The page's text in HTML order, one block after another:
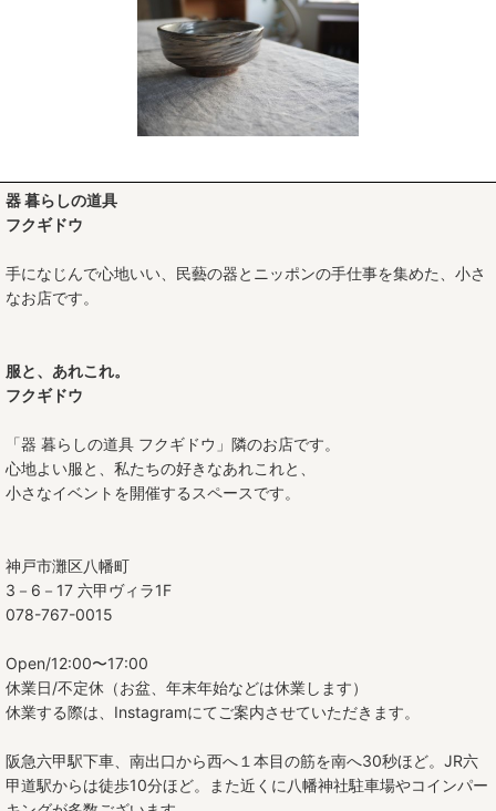
器 暮らしの道具
フクギドウ
手になじんで心地いい、民藝の器とニッポンの手仕事を集めた、小さ
なお店です。
服と、あれこれ。
フクギドウ
「器 暮らしの道具 フクギドウ」隣のお店です。
心地よい服と、私たちの好きなあれこれと、
小さなイベントを開催するスペースです。
神戸市灘区八幡町
3－6－17 六甲ヴィラ1F
078-767-0015
Open/12:00〜17:00
休業日/不定休（お盆、年末年始などは休業します）
休業する際は、Instagramにてご案内させていただきます。
阪急六甲駅下車、南出口から西へ１本目の筋を南へ30秒ほど。JR六
甲道駅からは徒歩10分ほど。また近くに八幡神社駐車場やコインパー